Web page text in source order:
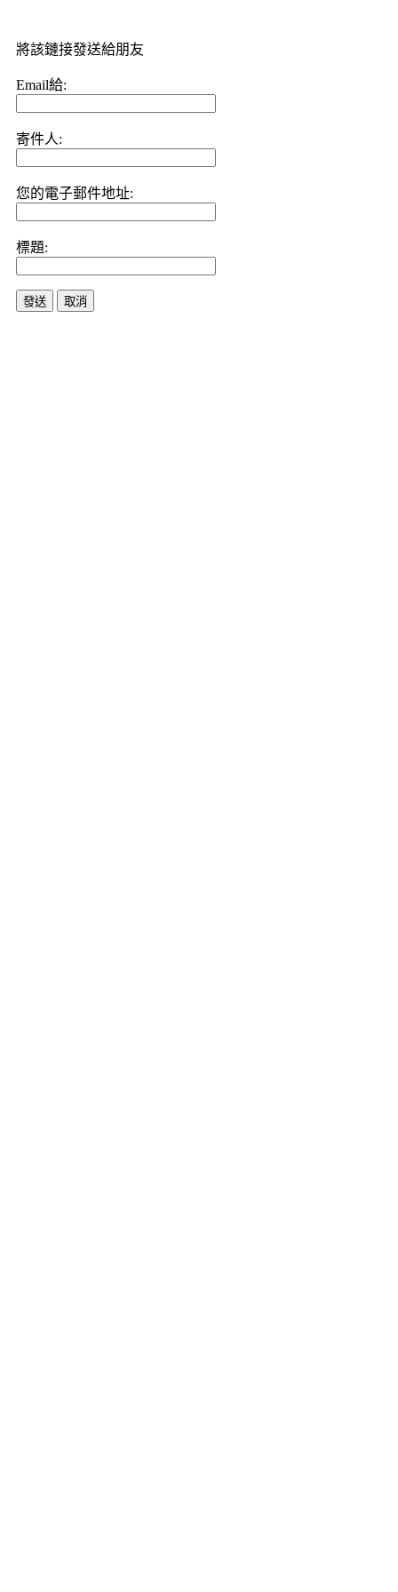
將該鏈接發送給朋友
Email給:
寄件人:
您的電子郵件地址:
標題:
發送 取消